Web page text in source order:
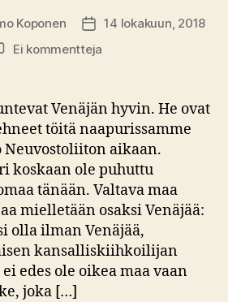
Koponen Julkaisupäivämäärä
14 lokakuun, 2018
Ei kommentteja
Anne
Applebaum
–
Punainen
nälkä
Venäjän hyvin. He ovat
töitä naapurissamme
Neuvostoliiton aikaan.
koskaan ole puhuttu
tänään. Valtava maa
mielletään osaksi Venäjää:
olla ilman Venäjää,
kansalliskiihkoilijan
edes ole oikea maa vaan
joka […]